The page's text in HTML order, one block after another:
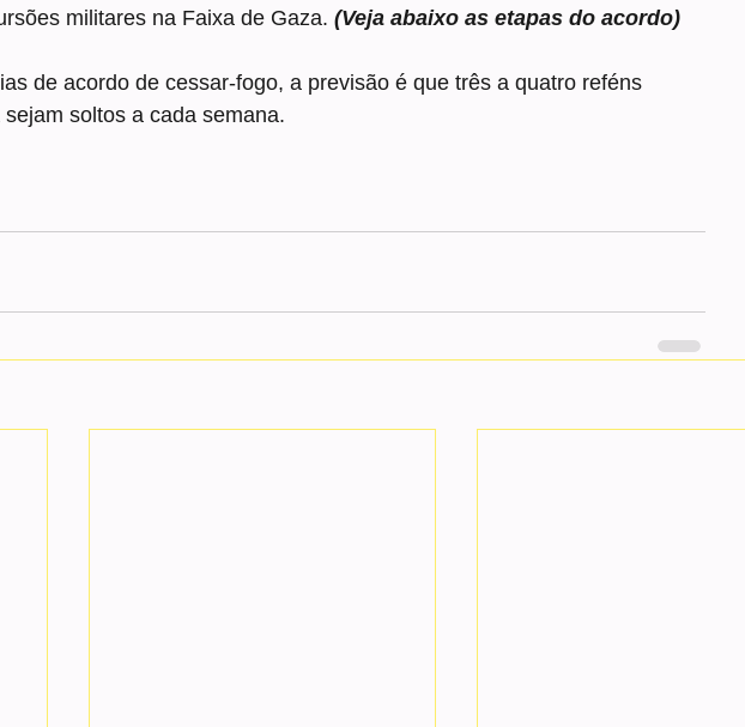
militares na Faixa de Gaza. (Veja abaixo as etapas do acordo)
de acordo de cessar-fogo, a previsão é que três a quatro reféns
soltos a cada semana.